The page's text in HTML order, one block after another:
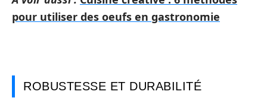
pour utiliser des oeufs en gastronomie
ROBUSTESSE ET DURABILITÉ